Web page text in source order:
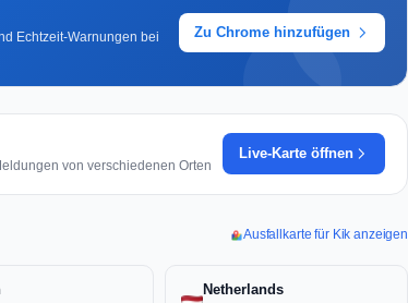
Echtzeit-Warnungen bei
Zu Chrome hinzufügen
von verschiedenen Orten
Live-Karte öffnen
Ausfallkarte für Kik anzeigen
Netherlands